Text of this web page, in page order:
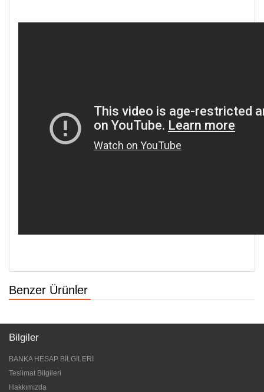
Benzer Ürünler
Bilgiler
BANKA HESAP BİLGİLERİ
Teslimat Bilgileri
Hakkımızda